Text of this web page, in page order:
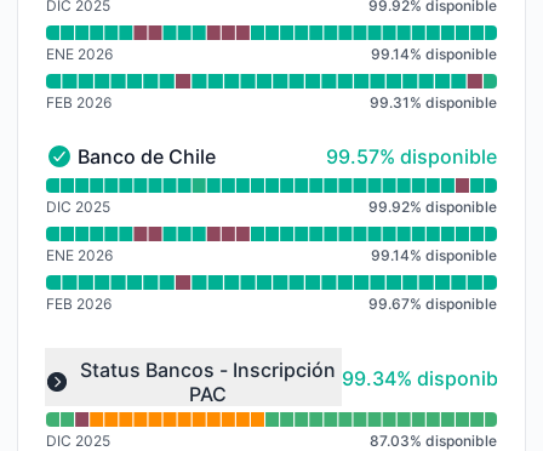
DIC 2025 99.92% disponible
ENE 2026 99.14% disponible
FEB 2026 99.31% disponible
Banco de Chile - En funcionamiento
Banco de Chile 100% - disponible
99.57% disponible
Leer gráfico de tiempo de actividad para Banco de
DIC 2025 99.92% disponible
ENE 2026 99.14% disponible
FEB 2026 99.67% disponible
Expand group
Status Bancos - Inscripción
PAC
99% - disponible
99.34% disponible
Leer gráfico de tiempo de actividad para undefined
DIC 2025 87.03% disponible